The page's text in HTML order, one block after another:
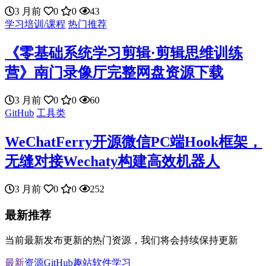
3 月前 0 0
43
学习培训/课程 热门推荐
《零基础系统学习剪辑·剪辑思维训练
营》南门录像厅完整网盘资源下载
3 月前 0 0
60
GitHub 工具类
WeChatFerry开源微信PC端Hook框架，
无缝对接Wechaty构建高效机器人
3 月前 0 0 252
最新推荐
当前最新发布更新的热门资源，我们将会持续保持更新
最新资源GitHub趣站软件学习